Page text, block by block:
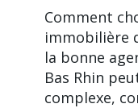
Comment
immobilière
la bonne
Bas Rhin
complexe,